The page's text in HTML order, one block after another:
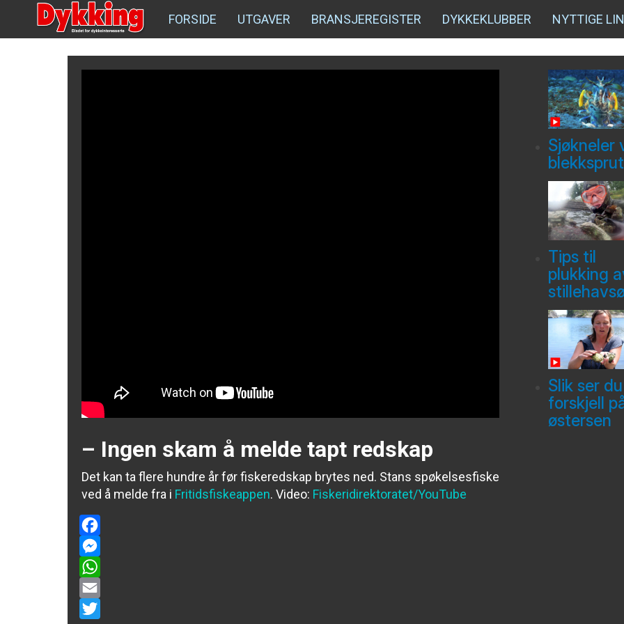
FORSIDE UTGAVER BRANSJEREGISTER DYKKEKLUBBER NYTTIGE
– Ingen skam å melde tapt redskap
Det kan ta flere hundre år før fiskeredskap brytes ned. Stans spøkelsesfiske
ved å melde fra i Fritidsfiskeappen. Video: Fiskeridirektoratet/YouTube
Facebook
Messenger
WhatsApp
Email
Sjøkneler
blekksprut
Tips til
plukking
Slik ser du
forskjell
østersen